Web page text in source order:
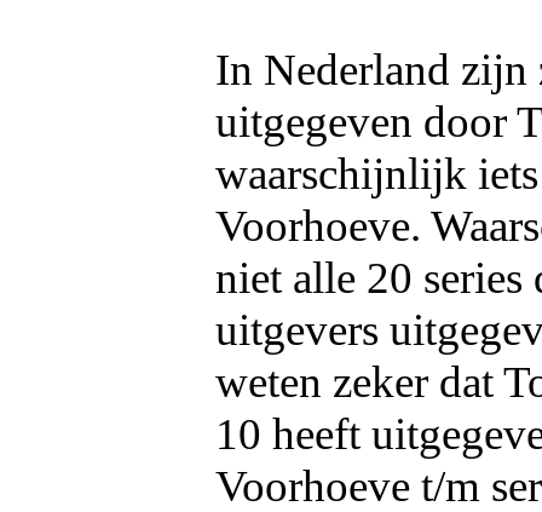
In Nederland zijn
uitgegeven door
waarschijnlijk
Voorhoeve.
niet alle 20 series
uitgevers
weten zeker dat
10 heeft
Voorhoeve t/m